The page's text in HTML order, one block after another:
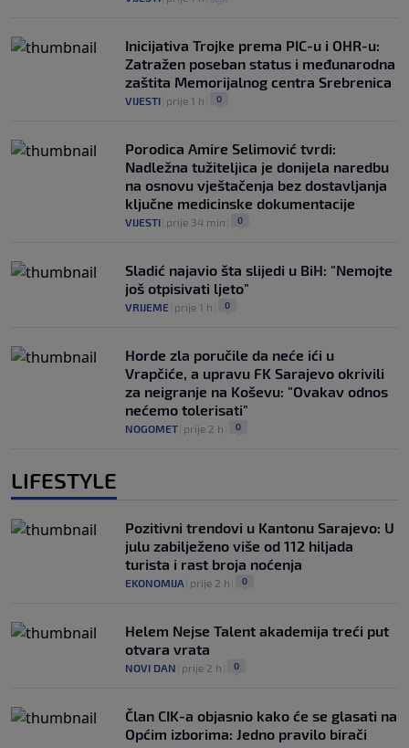
Inicijativa Trojke prema PIC-u i OHR-u:
Zatražen poseban status i međunarodna
zaštita Memorijalnog centra Srebrenica
VIJESTI prije 1 h 0
Porodica Amire Selimović tvrdi:
Nadležna tužiteljica je donijela naredbu
na osnovu vještačenja bez dostavljanja
ključne medicinske dokumentacije
VIJESTI prije 34 min 0
Sladić najavio šta slijedi u BiH: "Nemojte
još otpisivati ljeto"
VRIJEME prije 1 h 0
Horde zla poručile da neće ići u
Vrapčiće, a upravu FK Sarajevo okrivili
za neigranje na Koševu: "Ovakav odnos
nećemo tolerisati"
NOGOMET prije 2 h 0
LIFESTYLE
Pozitivni trendovi u Kantonu Sarajevo: U
julu zabilježeno više od 112 hiljada
turista i rast broja noćenja
EKONOMIJA prije 2 h 0
Helem Nejse Talent akademija treći put
otvara vrata
NOVI DAN prije 2 h 0
Član CIK-a objasnio kako će se glasati na
Općim izborima: Jedno pravilo birači